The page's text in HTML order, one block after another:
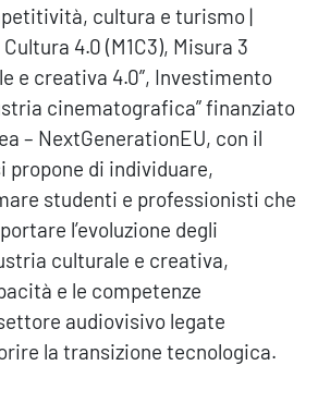
cultura e turismo |
4.0 (M1C3), Misura 3
e creativa 4.0”, Investimento
cinematografica” finanziato
– NextGenerationEU, con il
propone di individuare,
studenti e professionisti che
l’evoluzione degli
culturale e creativa,
e le competenze
audiovisivo legate
la transizione tecnologica.